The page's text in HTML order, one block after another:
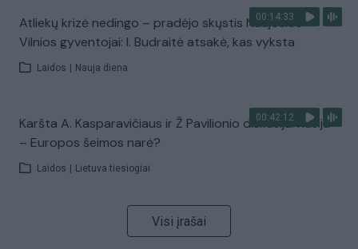
00:14:33
Atliekų krizė nedingo – pradėjo skųstis Naujosios
Vilnios gyventojai: I. Budraitė atsakė, kas vyksta
Laidos Nauja diena
00:42:12
Karšta A. Kasparavičiaus ir Ž Pavilionio diskusija: Rusija
– Europos šeimos narė?
Laidos Lietuva tiesiogiai
Visi įrašai